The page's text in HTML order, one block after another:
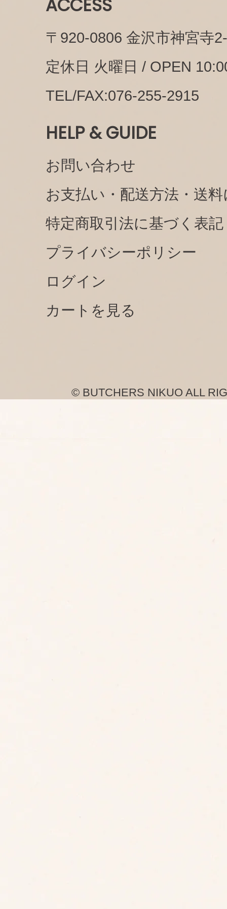
ACCESS
〒920-0806 金沢市神宮寺
定休日 火曜日 / OPEN
TEL/FAX:076-255-2915
HELP & GUIDE
お問い合わせ
お支払い・配送方法・送
特定商取引法に基づく表記
プライバシーポリシー
ログイン
カートを見る
© BUTCHERS NIKUO ALL